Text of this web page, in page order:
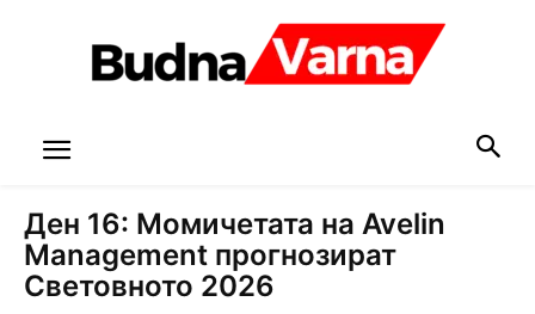
Ден 16: Момичетата на Avelin
Management прогнозират
Световното 2026